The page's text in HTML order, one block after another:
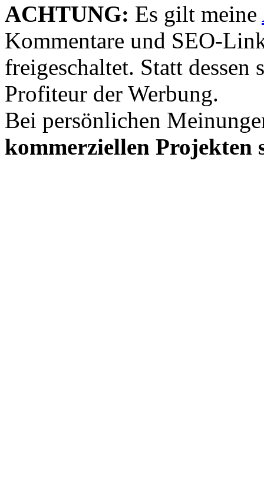
ACHTUNG: Es gilt meine
Kommentare und SEO-
freigeschaltet. Statt dessen
Profiteur der Werbung.
Bei persönlichen
kommerziellen Projekten